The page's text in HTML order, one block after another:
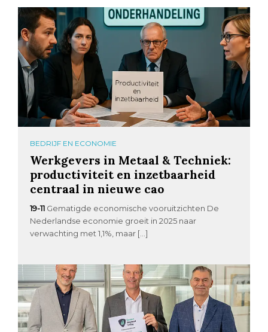
BEDRIJF EN ECONOMIE
Werkgevers in Metaal & Techniek:
productiviteit en inzetbaarheid
centraal in nieuwe cao
19-11 Gematigde economische vooruitzichten De
Nederlandse economie groeit in 2025 naar
verwachting met 1,1%, maar […]